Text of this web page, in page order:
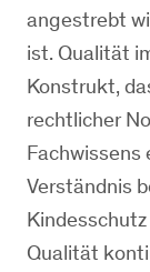
angestrebt
ist. Qualität
Konstrukt,
rechtlicher
Verständnis
Qualität